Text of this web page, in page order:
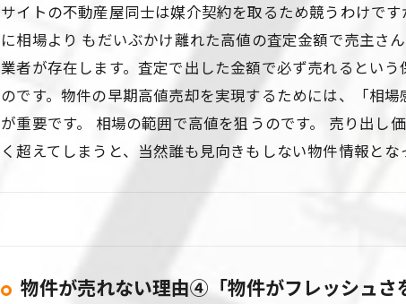
サイトの不動産屋同士は媒介契約を取るため競うわけで
に相場より もだいぶかけ離れた高値の査定金額で売主さ
業者が存在します。査定で出した金額で必ず売れるとい
のです。物件の早期高値売却を実現するためには、「相
が重要です。 相場の範囲で高値を狙うのです。 売り出し
く超えてしまうと、当然誰も見向きもしない物件情報とな
物件が売れない理由④「物件がフレッシュさ